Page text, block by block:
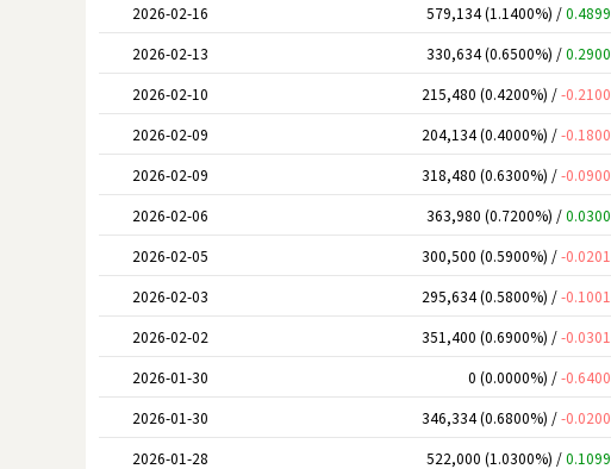
2026-02-16
579,134 (1.1400%) /0.4899
2026-02-13
330,634 (0.6500%) /0.2900
2026-02-10
215,480 (0.4200%) /-0.2100
2026-02-09
204,134 (0.4000%) /-0.1800
2026-02-09
318,480 (0.6300%) /-0.0900
2026-02-06
363,980 (0.7200%) /0.0300
2026-02-05
300,500 (0.5900%) /-0.0201
2026-02-03
295,634 (0.5800%) /-0.1001
2026-02-02
351,400 (0.6900%) /-0.0301
2026-01-30
0 (0.0000%) /-0.6400
2026-01-30
346,334 (0.6800%) /-0.0200
2026-01-28
522,000 (1.0300%) /0.1099